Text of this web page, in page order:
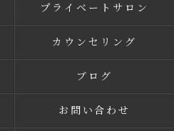
プライベートサロン
カウンセリング
ブログ
お問い合わせ